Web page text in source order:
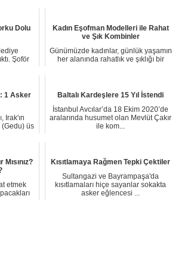
Dolu
Şoför
Kadın Eşofman Modelleri ile Rahat
ve Şık Kombinler
Günümüzde kadınlar, günlük yaşamın
her alanında rahatlık ve şıklığı bir
1 Asker
Irak'ın
üs
Baltalı Kardeşlere 15 Yıl İstendi
İstanbul Avcılar’da 18 Ekim 2020’de
aralarında husumet olan Mevlüt Çakır
ile kom...
etmek
Kısıtlamaya Rağmen Tepki Çektiler
Sultangazi ve Bayrampaşa'da
kısıtlamaları hiçe sayanlar sokakta
asker eğlencesi ...